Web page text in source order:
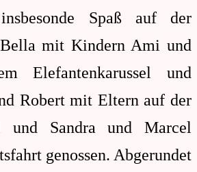
Spaß auf der
Bella mit Kindern Ami und
Elefantenkarussel und
Robert mit Eltern auf der
und Sandra und Marcel
genossen. Abgerundet